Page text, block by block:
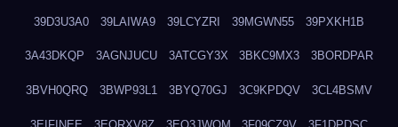
39D3U3A0 39LAIWA9 39LCYZRI 39MGWN55 39PXKH1B
3A43DKQP 3AGNJUCU 3ATCGY3X 3BKC9MX3 3BORDPAR
3BVH0QRQ 3BWP93L1 3BYQ70GJ 3C9KPDQV 3CL4BSMV